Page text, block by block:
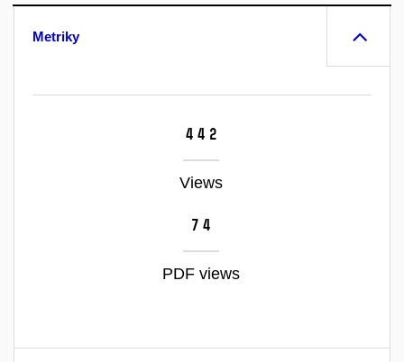
Metriky
442
Views
74
PDF views